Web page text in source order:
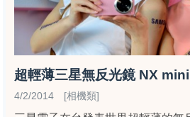
超輕薄三星無反光鏡 NX
4/2/2014 [相機類]